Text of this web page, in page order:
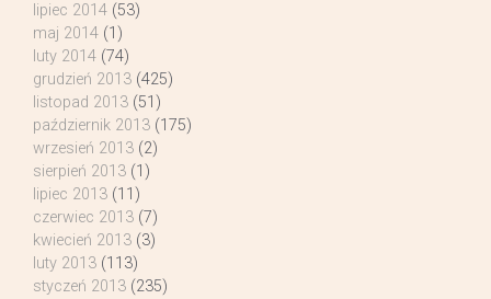
lipiec 2014 (53)
maj 2014 (1)
luty 2014 (74)
grudzień 2013 (425)
listopad 2013 (51)
październik 2013 (175)
wrzesień 2013 (2)
sierpień 2013 (1)
lipiec 2013 (11)
czerwiec 2013 (7)
kwiecień 2013 (3)
luty 2013 (113)
styczeń 2013 (235)